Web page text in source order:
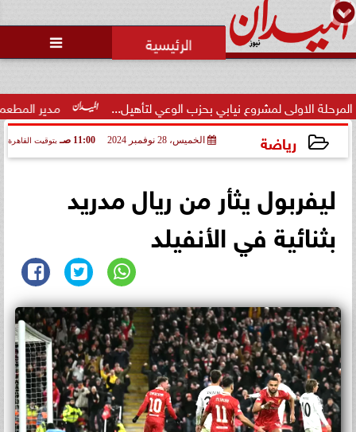

مدير المطعم عن واقعة نيابي بحزب الوعي لتأهيل...
رياضة الخميس، 28 نوفمبر 2024 11:00 صـ بتوقيت القاهرة
ليفربول يثأر من ريال مدريد
بثنائية في الأنفيلد